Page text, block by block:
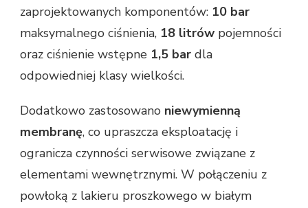
zaprojektowanych komponentów: 10 bar
maksymalnego ciśnienia, 18 litrów pojemności
oraz ciśnienie wstępne 1,5 bar dla
odpowiedniej klasy wielkości.
Dodatkowo zastosowano niewymienną
membranę, co upraszcza eksploatację i
ogranicza czynności serwisowe związane z
elementami wewnętrznymi. W połączeniu z
powłoką z lakieru proszkowego w białym